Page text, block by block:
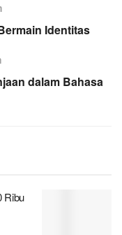
Identitas
dalam Bahasa
Ribu